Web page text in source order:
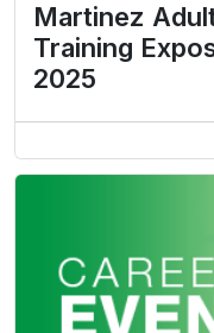
Martinez
Training
2025